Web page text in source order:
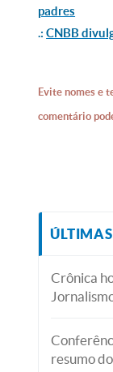
padres
.:CNBB
Evite nomes e
comentário
Crônica
resumo